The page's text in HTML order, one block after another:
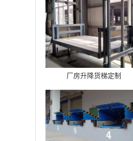
厂房升降货梯定制